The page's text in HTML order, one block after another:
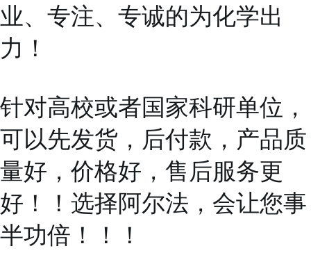
业、专注、专诚的为化学出
力！
针对高校或者国家科研单位，
可以先发货，后付款，产品质
量好，价格好，售后服务更
好！！选择阿尔法，会让您事
半功倍！！！